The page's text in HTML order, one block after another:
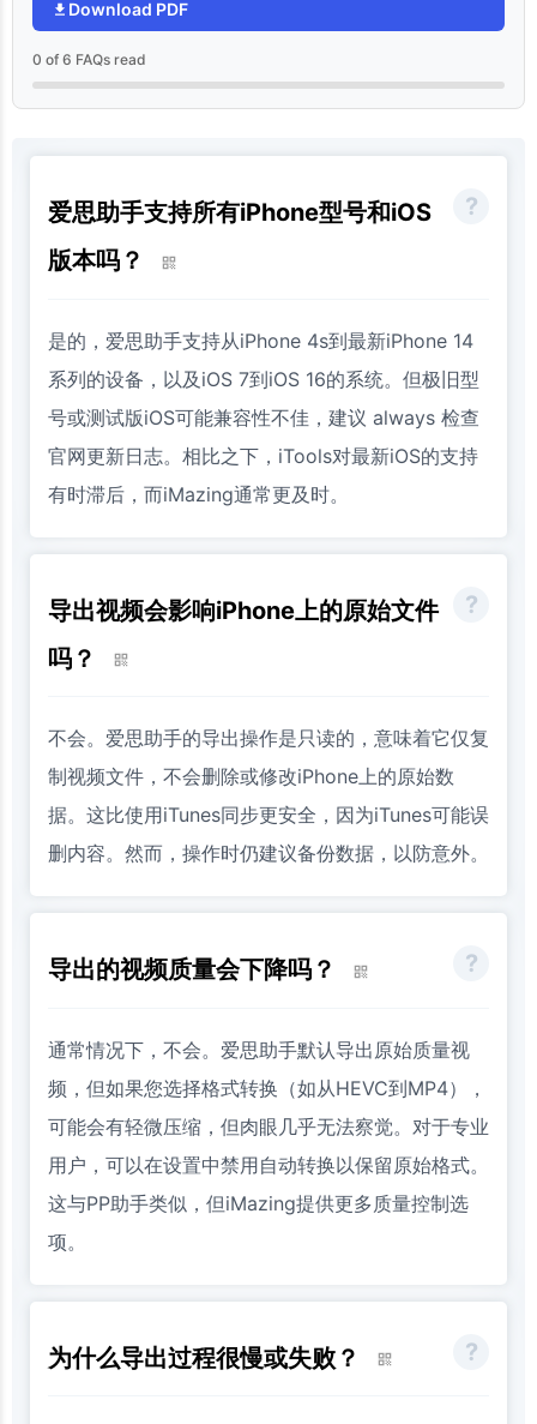
Download PDF
0 of 6 FAQs read
爱思助手支持所有iPhone型号和iOS
版本吗？
是的，爱思助手支持从iPhone 4s到最新iPhone 14
系列的设备，以及iOS 7到iOS 16的系统。但极旧型
号或测试版iOS可能兼容性不佳，建议 always 检查
官网更新日志。相比之下，iTools对最新iOS的支持
有时滞后，而iMazing通常更及时。
导出视频会影响iPhone上的原始文件
吗？
不会。爱思助手的导出操作是只读的，意味着它仅复
制视频文件，不会删除或修改iPhone上的原始数
据。这比使用iTunes同步更安全，因为iTunes可能误
删内容。然而，操作时仍建议备份数据，以防意外。
导出的视频质量会下降吗？
通常情况下，不会。爱思助手默认导出原始质量视
频，但如果您选择格式转换（如从HEVC到MP4），
可能会有轻微压缩，但肉眼几乎无法察觉。对于专业
用户，可以在设置中禁用自动转换以保留原始格式。
这与PP助手类似，但iMazing提供更多质量控制选
项。
为什么导出过程很慢或失败？